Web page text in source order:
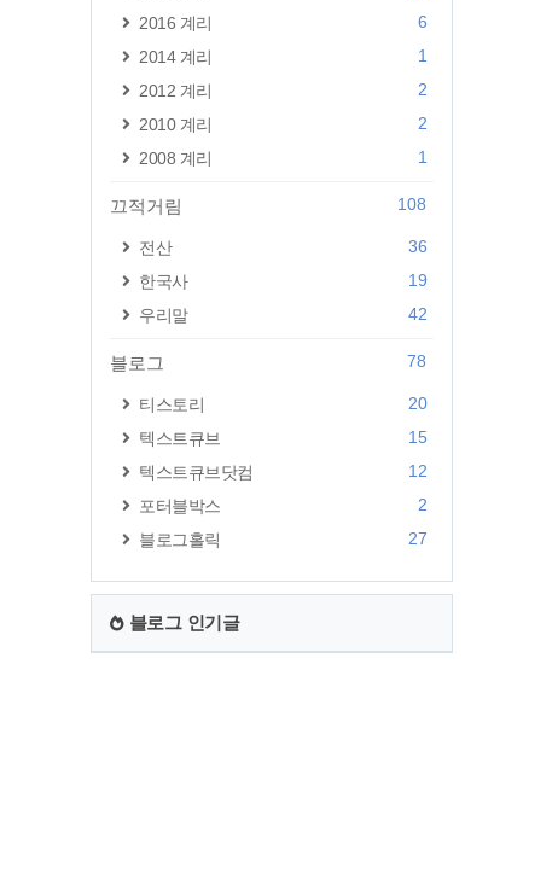
2016 계리
6
2014 계리
1
2012 계리
2
2010 계리
2
2008 계리
1
끄적거림 108
전산
36
한국사
19
우리말
42
블로그 78
티스토리
20
텍스트큐브
15
텍스트큐브닷컴
12
포터블박스
2
블로그홀릭
27
블로그 인기글